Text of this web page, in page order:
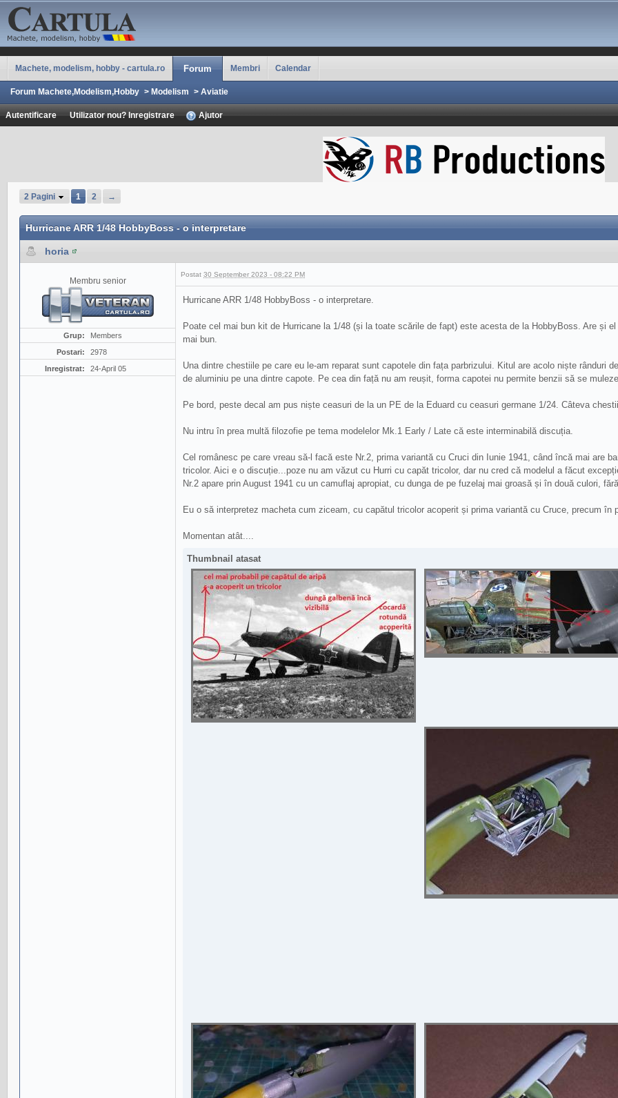
Machete, modelism, hobby - cartula.ro Forum Membri Calendar
Forum Machete,Modelism,Hobby > Modelism > Aviatie
Autentificare Utilizator nou? Inregistrare Ajutor
2 Pagini 1 2 →
Hurricane ARR 1/48 HobbyBoss - o interpretare
horia
Membru senior
Grup:
Members
Postari:
2978
Inregistrat:
24-April 05
Postat 30 September 2023 - 08:22 PM
Hurricane ARR 1/48 HobbyBoss - o interpretare.
Poate cel mai bun kit de Hurricane la 1/48 (și la toate scările de fapt) este acesta de la HobbyBoss. Are și
mai bun.
Una dintre chestiile pe care eu le-am reparat sunt capotele din fața parbrizului. Kitul are acolo niște rânduri
de aluminiu pe una dintre capote. Pe cea din față nu am reușit, forma capotei nu permite benzii să se
Pe bord, peste decal am pus niște ceasuri de la un PE de la Eduard cu ceasuri germane 1/24. Câteva
Nu intru în prea multă filozofie pe tema modelelor Mk.1 Early / Late că este interminabilă discuția.
Cel românesc pe care vreau să-l facă este Nr.2, prima variantă cu Cruci din Iunie 1941, când încă mai are
tricolor. Aici e o discuție...poze nu am văzut cu Hurri cu capăt tricolor, dar nu cred că modelul a făcut
Nr.2 apare prin August 1941 cu un camuflaj apropiat, cu dunga de pe fuzelaj mai groasă și în două culori,
Eu o să interpretez macheta cum ziceam, cu capătul tricolor acoperit și prima variantă cu Cruce, precum în
Momentan atât....
Thumbnail atasat